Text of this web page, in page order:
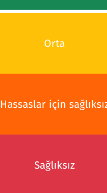
Orta
Hassaslar için
Sağlıksız